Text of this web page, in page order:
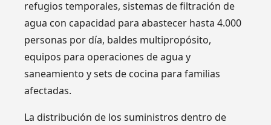
refugios temporales, sistemas de filtración de
agua con capacidad para abastecer hasta 4.000
personas por día, baldes multipropósito,
equipos para operaciones de agua y
saneamiento y sets de cocina para familias
afectadas.
La distribución de los suministros dentro de